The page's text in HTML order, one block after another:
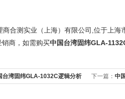
商合测实业（上海）有限公司,位于上海
商，如需购买中国台湾固纬GLA-
台湾固纬GLA-1032C逻辑分析 下一篇： 中